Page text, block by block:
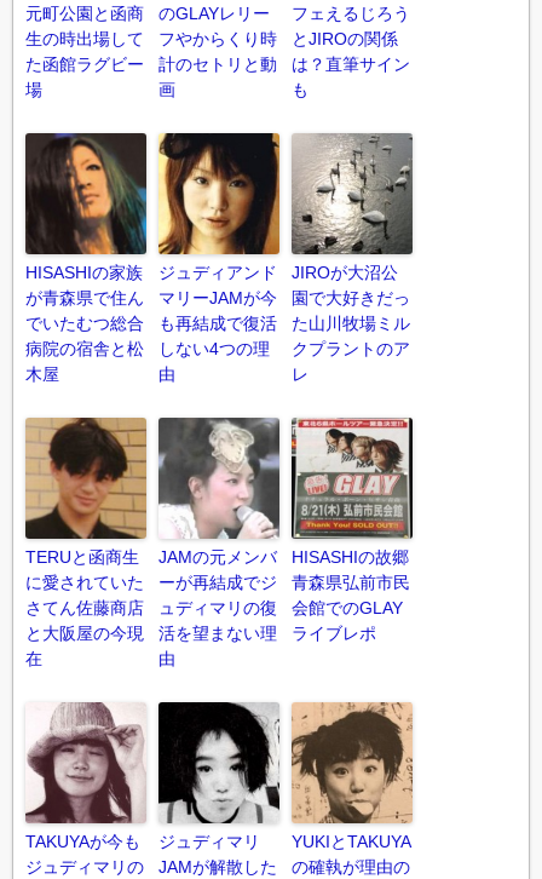
元町公園と函商
生の時出場して
た函館ラグビー
場
のGLAYレリー
フやからくり時
計のセトリと動
画
フェえるじろう
とJIROの関係
は？直筆サイン
も
HISASHIの家族
が青森県で住ん
でいたむつ総合
病院の宿舎と松
木屋
ジュディアンド
マリーJAMが今
も再結成で復活
しない4つの理
由
JIROが大沼公
園で大好きだっ
た山川牧場ミル
クプラントのア
レ
TERUと函商生
に愛されていた
さてん佐藤商店
と大阪屋の今現
在
JAMの元メンバ
ーが再結成でジ
ュディマリの復
活を望まない理
由
HISASHIの故郷
青森県弘前市民
会館でのGLAY
ライブレポ
TAKUYAが今も
ジュディマリの
ジュディマリ
JAMが解散した
YUKIとTAKUYA
の確執が理由の